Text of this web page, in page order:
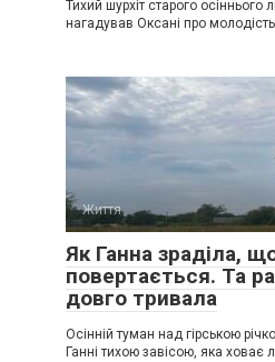
Тихий шурхіт старого
нагадував Оксані про молодість
Життя
Як Ганна зраділа,
повертається. Та
довго тривала
Осінній туман над гірською
Ганні тихою завісою, яка ховає